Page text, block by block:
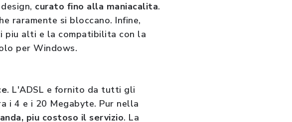
curato fino alla maniacalita.
raramente si bloccano. Infine,
piu alti e la compatibilita con la
per Windows.
. L'ADSL e fornito da tutti gli
i 4 e i 20 Megabyte. Pur nella
piu costoso il servizio. La